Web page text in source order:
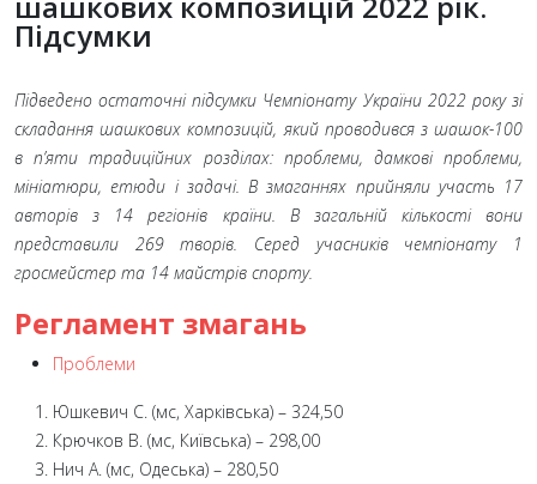
Підсумки
Підведено остаточні підсумки Чемпіонату України 2022 року зі
складання шашкових композицій, який проводився з шашок-100
в п’яти традиційних розділах: проблеми, дамкові проблеми,
мініатюри, етюди і задачі. В змаганнях прийняли участь 17
авторів з 14 регіонів країни. В загальній кількості вони
представили 269 творів. Серед учасників чемпіонату 1
гросмейстер та 14 майстрів спорту.
Регламент змагань
Проблеми
Юшкевич С. (мс, Харківська) – 324,50
Крючков В. (мс, Київська) – 298,00
Нич А. (мс, Одеська) – 280,50